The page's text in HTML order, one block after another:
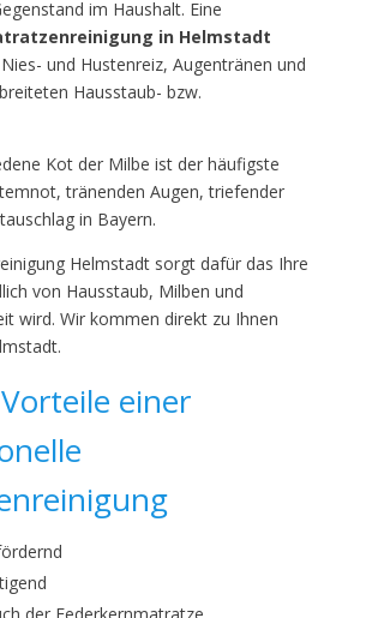
im Haushalt. Eine
in Helmstadt
und Hustenreiz, Augentränen und
Hausstaub- bzw.
Kot der Milbe ist der häufigste
tränenden Augen, triefender
in Bayern.
Helmstadt sorgt dafür das Ihre
von Hausstaub, Milben und
wird. Wir kommen direkt zu Ihnen
einer